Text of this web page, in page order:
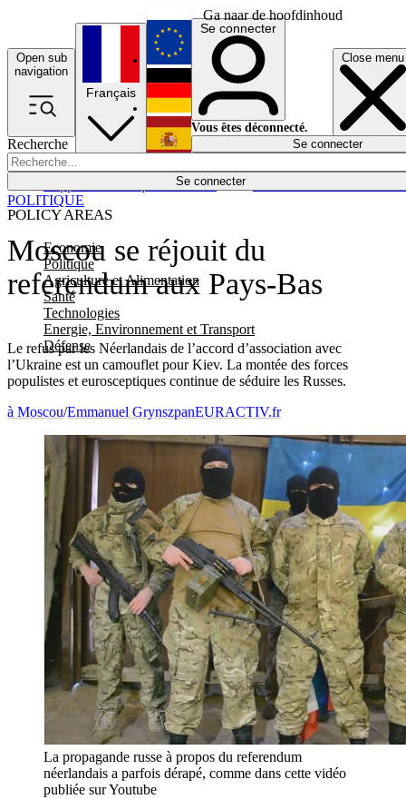
Ga naar de hoofdinhoud
Open sub
navigation
Close menu
Recherche
Se connecter
POLICY AREAS
Economie
Politique
Agriculture et Alimentation
Santé
Technologies
Energie, Environnement et Transport
Défense
Économie
Français
English
Deutsch
Español
Se connecter
Vous êtes déconnecté.
Se connecter
Moscou se réjouit du
referendum aux Pays-Bas
Le refus par les Néerlandais de l’accord d’association avec
l’Ukraine est un camouflet pour Kiev. La montée des forces
populistes et eurosceptiques continue de séduire les Russes.
POLITIQUE
à Moscou/Emmanuel GrynszpanEURACTIV.fr
La propagande russe à propos du referendum
néerlandais a parfois dérapé, comme dans cette vidéo
publiée sur Youtube